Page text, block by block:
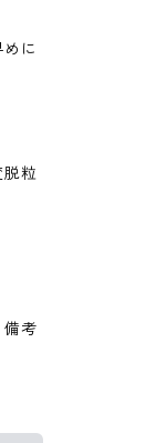
に
粒
備考